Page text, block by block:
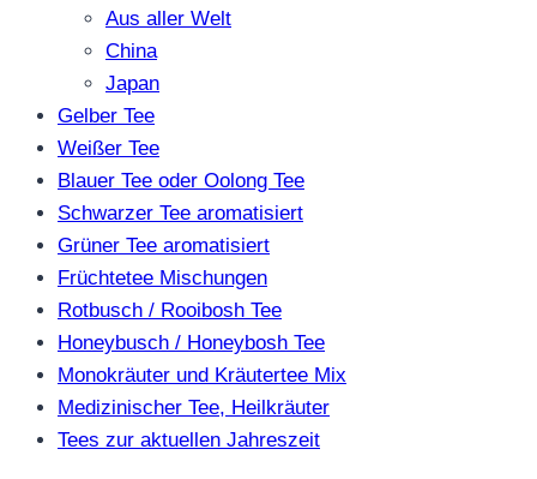
Aus aller Welt
China
Japan
Gelber Tee
Weißer Tee
Blauer Tee oder Oolong Tee
Schwarzer Tee aromatisiert
Grüner Tee aromatisiert
Früchtetee Mischungen
Rotbusch / Rooibosh Tee
Honeybusch / Honeybosh Tee
Monokräuter und Kräutertee Mix
Medizinischer Tee, Heilkräuter
Tees zur aktuellen Jahreszeit